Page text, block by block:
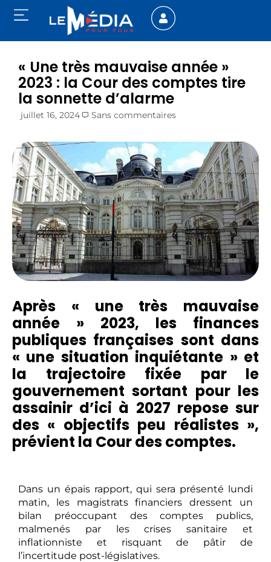
« Une très mauvaise année »
2023 : la Cour des comptes tire
la sonnette d’alarme
juillet 16, 2024 Sans commentaires
Après « une très mauvaise
année » 2023, les finances
publiques françaises sont dans
« une situation inquiétante » et
la trajectoire fixée par le
gouvernement sortant pour les
assainir d’ici à 2027 repose sur
des « objectifs peu réalistes »,
prévient la Cour des comptes.
Dans un épais rapport, qui sera présenté lundi
matin, les magistrats financiers dressent un
bilan préoccupant des comptes publics,
malmenés par les crises sanitaire et
inflationniste et risquant de pâtir de
l’incertitude post-législatives.